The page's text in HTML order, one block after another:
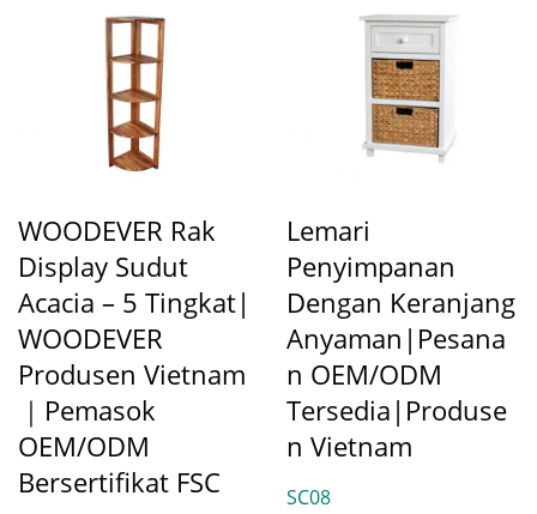
WOODEVER Rak
Display Sudut
Acacia – 5 Tingkat|
WOODEVER
Produsen Vietnam
｜Pemasok
OEM/ODM
Bersertifikat FSC
Lemari
Penyimpanan
Dengan Keranjang
Anyaman|Pesana
N OEM/ODM
Tersedia|Produse
N Vietnam
SC08